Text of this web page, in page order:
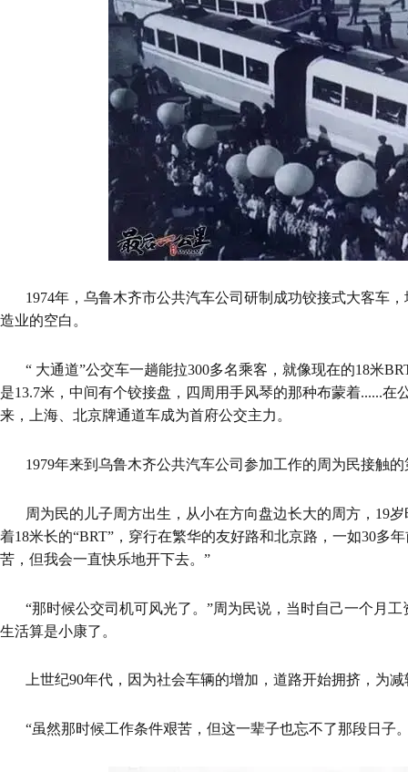
1974年，乌鲁木齐市公共汽车公司研制成功铰接式大客车
造业的空白。
“ 大通道”公交车一趟能拉300多名乘客，就像现在的18米
是13.7米，中间有个铰接盘，四周用手风琴的那种布蒙着......在
来，上海、北京牌通道车成为首府公交主力。
1979年来到乌鲁木齐公共汽车公司参加工作的周为民接触
周为民的儿子周方出生，从小在方向盘边长大的周方，19
着18米长的“BRT”，穿行在繁华的友好路和北京路，一如30多
苦，但我会一直快乐地开下去。”
“那时候公交司机可风光了。”周为民说，当时自己一个月
生活算是小康了。
上世纪90年代，因为社会车辆的增加，道路开始拥挤，为
“虽然那时候工作条件艰苦，但这一辈子也忘不了那段日子